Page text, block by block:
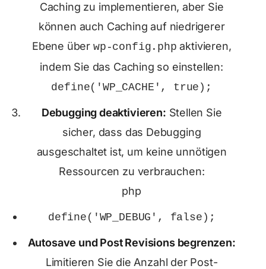
Caching zu implementieren, aber Sie
können auch Caching auf niedrigerer
Ebene über wp-config.php aktivieren,
indem Sie das Caching so einstellen:
define('WP_CACHE', true);
Debugging deaktivieren: Stellen Sie
sicher, dass das Debugging
ausgeschaltet ist, um keine unnötigen
Ressourcen zu verbrauchen:
php
define ( 'WP_DEBUG' , false );
Autosave und Post Revisions begrenzen:
Limitieren Sie die Anzahl der Post-